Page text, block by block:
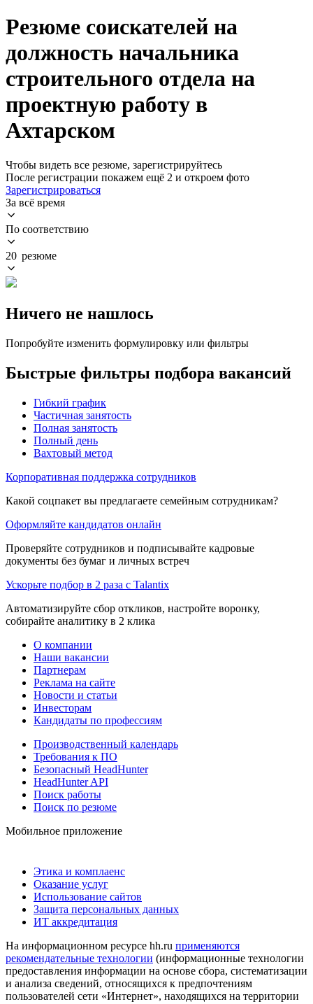
Резюме соискателей на
должность начальника
строительного отдела на
проектную работу в
Ахтарском
Чтобы видеть все резюме, зарегистрируйтесь
После регистрации покажем ещё 2 и откроем фото
Зарегистрироваться
За всё время
По соответствию
20 резюме
Ничего не нашлось
Попробуйте изменить формулировку или фильтры
Быстрые фильтры подбора вакансий
Гибкий график
Частичная занятость
Полная занятость
Полный день
Вахтовый метод
Корпоративная поддержка сотрудников
Какой соцпакет вы предлагаете семейным сотрудникам?
Оформляйте кандидатов онлайн
Проверяйте сотрудников и подписывайте кадровые
документы без бумаг и личных встреч
Ускорьте подбор в 2 раза с Talantix
Автоматизируйте сбор откликов, настройте воронку,
собирайте аналитику в 2 клика
О компании
Наши вакансии
Партнерам
Реклама на сайте
Новости и статьи
Инвесторам
Кандидаты по профессиям
Производственный календарь
Требования к ПО
Безопасный HeadHunter
HeadHunter API
Поиск работы
Поиск по резюме
Мобильное приложение
Этика и комплаенс
Оказание услуг
Использование сайтов
Защита персональных данных
ИТ аккредитация
На информационном ресурсе hh.ru применяются
рекомендательные технологии (информационные технологии
предоставления информации на основе сбора, систематизации
и анализа сведений, относящихся к предпочтениям
пользователей сети «Интернет», находящихся на территории